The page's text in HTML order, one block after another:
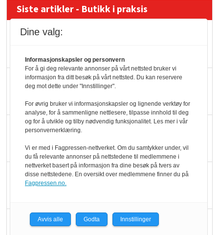
Siste artikler - Butikk i praksis
Slik opprettholdes
Færre varer, men fulle
hyller
KI lager mat i butikken
Q passerte 1 milliard i
Dine valg:
Informasjonskapsler og personvern
For å gi deg relevante annonser på vårt nettsted bruker vi
informasjon fra ditt besøk på vårt nettsted. Du kan reservere
deg mot dette under "Innstillinger".
For øvrig bruker vi informasjonskapsler og lignende verktøy for
analyse, for å sammenligne nettlesere, tilpasse innhold til deg
og for å utvikle og tilby nødvendig funksjonalitet. Les mer i vår
personvernerklæring.
Vi er med i Fagpressen-nettverket. Om du samtykker under, vil
du få relevante annonser på nettstedene til medlemmene i
nettverket basert på informasjon fra dine besøk på tvers av
disse nettstedene. En oversikt over medlemmene finner du på
Fagpressen.no.
Avvis alle Godta Innstillinger